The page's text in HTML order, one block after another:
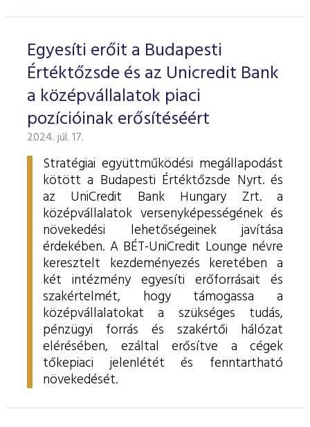
Egyesíti erőit a Budapesti
Értéktőzsde és az Unicredit Bank
a középvállalatok piaci
pozícióinak erősítéséért
2024. júl. 17.
Stratégiai együttműködési megállapodást
kötött a Budapesti Értéktőzsde Nyrt. és
az UniCredit Bank Hungary Zrt. a
középvállalatok versenyképességének és
növekedési lehetőségeinek javítása
érdekében. A BÉT-UniCredit Lounge névre
keresztelt kezdeményezés keretében a
két intézmény egyesíti erőforrásait és
szakértelmét, hogy támogassa a
középvállalatokat a szükséges tudás,
pénzügyi forrás és szakértői hálózat
elérésében, ezáltal erősítve a cégek
tőkepiaci jelenlétét és fenntartható
növekedését.